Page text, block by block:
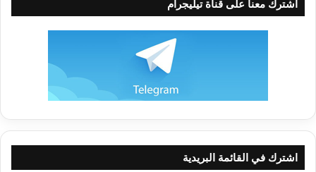
مترات، ولا يصلنا من إشعاعها ما نحسُّ به، بل لا يؤثِّر مطلقاً على
مع العلم أن أسطع نجوم الأبراج "الدبران"، لا تزيد نسبة لمعانه عن
2- إن حركة الكواكب في منطقة البروج تختلف باختلاف المنطقة
فالمكّوك الفضائي ورجال الفضاء الذين يتحركون بين الكواكب يرون
صوراً مختلفة عن تلك التي يراها الإنسان من على سطح الأرض.
فاقتران كوكبين هو تقارب خداع نظر، إذ تبقى المسافات شاسعة جداً
اشترك معنا على قناة تيليجرام
اشترك في القائمة البريدية